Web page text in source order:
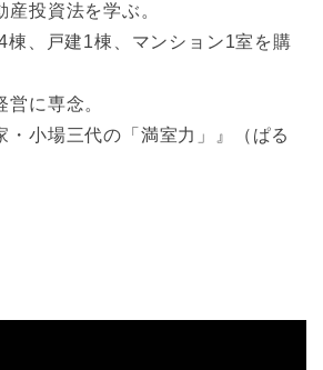
投資法を学ぶ。
棟、戸建1棟、マンション1室を購
に専念。
・小場三代の「満室力」』（ぱる